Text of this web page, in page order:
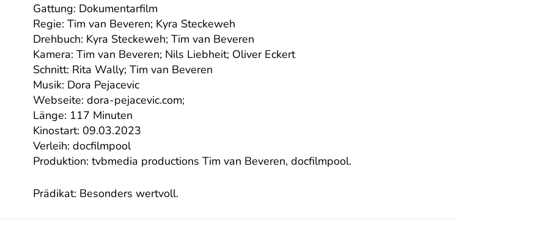
Gattung: Dokumentarfilm
Regie: Tim van Beveren; Kyra Steckeweh
Drehbuch: Kyra Steckeweh; Tim van Beveren
Kamera: Tim van Beveren; Nils Liebheit; Oliver Eckert
Schnitt: Rita Wally; Tim van Beveren
Musik: Dora Pejacevic
Webseite: dora-pejacevic.com;
Länge: 117 Minuten
Kinostart: 09.03.2023
Verleih: docfilmpool
Produktion: tvbmedia productions Tim van Beveren, docfilmpool.
Prädikat: Besonders wertvoll.